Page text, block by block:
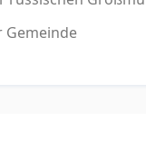
Gemeinde